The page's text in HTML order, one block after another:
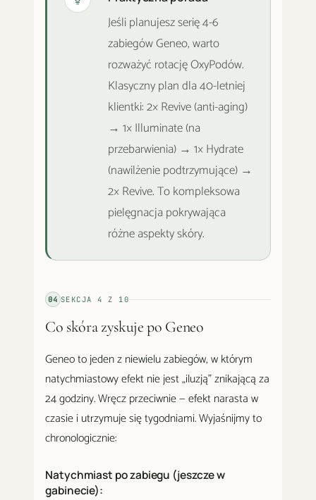
Jeśli planujesz serię 4-6
zabiegów Geneo, warto
rozważyć rotację OxyPodów.
Klasyczny plan dla 40-letniej
klientki: 2× Revive (anti-aging)
→ 1× Illuminate (na
przebarwienia) → 1× Hydrate
(nawilżenie podtrzymujące) →
2× Revive. To kompleksowa
pielęgnacja pokrywająca
różne aspekty skóry.
04 SEKCJA4 Z 10
Co skóra zyskuje po Geneo
Geneo to jeden z niewielu zabiegów, w którym
natychmiastowy efekt nie jest „iluzją" znikającą za
24 godziny. Wręcz przeciwnie — efekt narasta w
czasie i utrzymuje się tygodniami. Wyjaśnijmy to
chronologicznie:
Natychmiast po zabiegu (jeszcze w
gabinecie):